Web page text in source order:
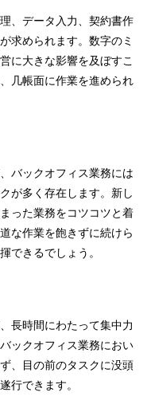
、データ入力、契約書作
求められます。数字のミ
に大きな影響を及ぼすこ
几帳面に作業を進められ
バックオフィス業務には
が多く存在します。新し
った業務をコツコツと着
な作業を飽きずに続けら
できるでしょう。
長時間にわたって集中力
ックオフィス業務におい
、目の前のタスクに没頭
行できます。